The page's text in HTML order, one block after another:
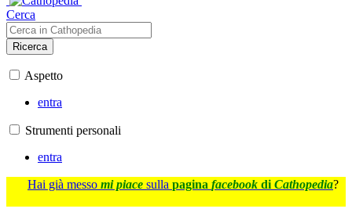
Cerca
Ricerca
Aspetto
entra
Strumenti personali
entra
Hai già messo mi piace sulla pagina facebook di Cathopedia?